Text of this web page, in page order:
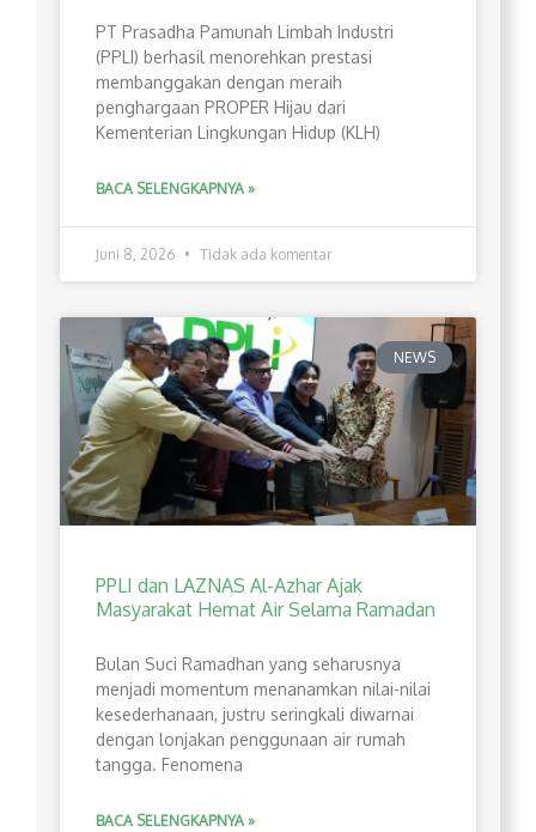
PT Prasadha Pamunah Limbah Industri
(PPLI) berhasil menorehkan prestasi
membanggakan dengan meraih
penghargaan PROPER Hijau dari
Kementerian Lingkungan Hidup (KLH)
BACA SELENGKAPNYA »
Juni 8, 2026 Tidak ada komentar
NEWS
PPLI dan LAZNAS Al-Azhar Ajak
Masyarakat Hemat Air Selama Ramadan
Bulan Suci Ramadhan yang seharusnya
menjadi momentum menanamkan nilai-nilai
kesederhanaan, justru seringkali diwarnai
dengan lonjakan penggunaan air rumah
tangga. Fenomena
BACA SELENGKAPNYA »